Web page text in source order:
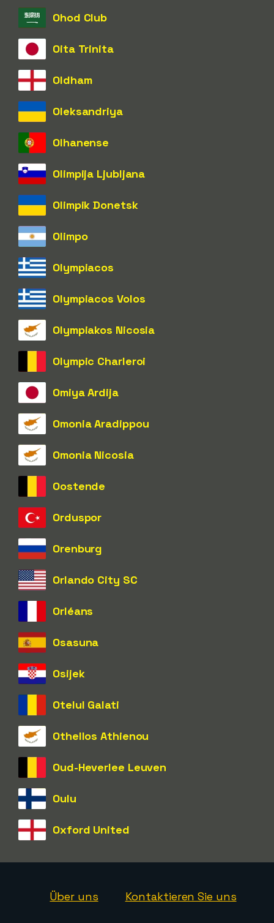
Ohod Club
Oita Trinita
Oldham
Oleksandriya
Olhanense
Olimpija Ljubljana
Olimpik Donetsk
Olimpo
Olympiacos
Olympiacos Volos
Olympiakos Nicosia
Olympic Charleroi
Omiya Ardija
Omonia Aradippou
Omonia Nicosia
Oostende
Orduspor
Orenburg
Orlando City SC
Orléans
Osasuna
Osijek
Otelul Galati
Othellos Athienou
Oud-Heverlee Leuven
Oulu
Oxford United
Über uns Kontaktieren Sie uns